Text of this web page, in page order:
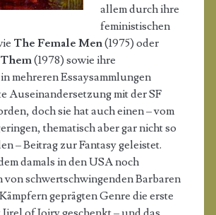
allem durch ihre
feministischen
The Female Men(1975) oder
(1978) sowie ihre
mehreren Essaysammlungen
Auseinandersetzung mit der SF
doch sie hat auch einen – vom
thematisch aber gar nicht so
– Beitrag zur Fantasy geleistet.
damals in den USA noch
von schwertschwingenden Barbaren
geprägten Genre die erste